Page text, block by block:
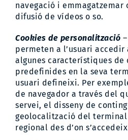
navegació i emmagatzemar
difusió de vídeos o so.
Cookies de personalització
permeten a l’usuari accedir
algunes característiques de
predefinides en la seva
usuari defineixi. Per
de navegador a través del
servei, el disseny de
geolocalització del
regional des d’on